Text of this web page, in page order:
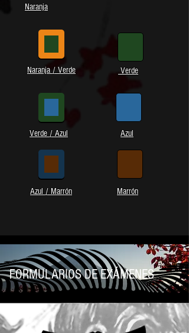
Naranja
Naranja / Verde
Verde / Azul
Azul / Marrón
Verde
Azul
Marrón
FORMULARIOS DE EXÁMENES